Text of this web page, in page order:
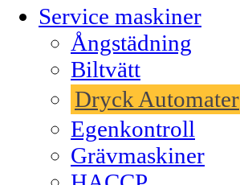
Service maskiner
Ångstädning
Biltvätt
Dryck Automater
Egenkontroll
Grävmaskiner